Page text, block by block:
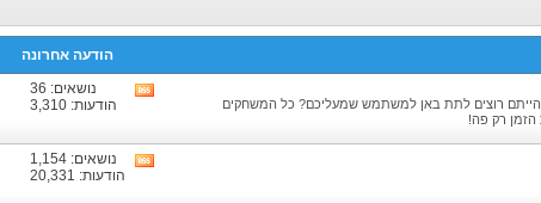
הודעה אחרונה
רוצים לתת באן למשתמש שמעליכם? כל המשחקים
הזמן רק פה!
בRSS
הפורום
נושאים: 36
הודעות: 3,310
צפיה
בRSS
נושאים: 1,154
הודעות: 20,331